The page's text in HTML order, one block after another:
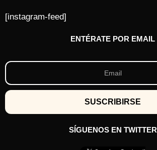
[instagram-feed]
ENTÉRATE POR EMAIL
SÍGUENOS EN TWITTER